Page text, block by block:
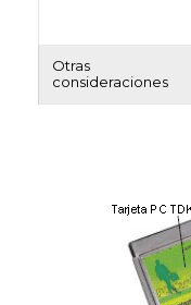
Otras
consideraciones